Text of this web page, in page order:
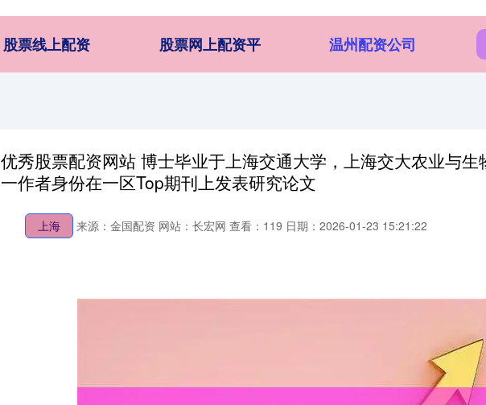
股票线上配资 股票网上配资平 温州配资公司
优秀股票配资网站 博士毕业于上海交通大学，上海交大农业与生
一作者身份在一区Top期刊上发表研究论文
上海 来源：金国配资 网站：长宏网 查看：119 日期：2026-01-23 15:21:22